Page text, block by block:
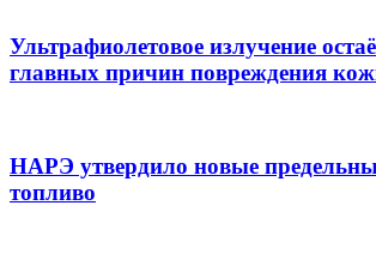
Ультрафиолетовое излучение
главных причин повреждения
НАРЭ утвердило новые
топливо